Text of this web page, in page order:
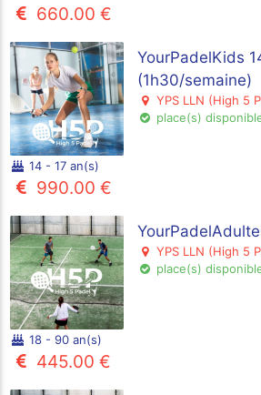
660.00 €
YourPadelKids
(1h30/semaine)
YPS LLN (High 5
place(s)
14 - 17 an(s)
990.00 €
YPS LLN (High 5
place(s)
18 - 90 an(s)
445.00 €